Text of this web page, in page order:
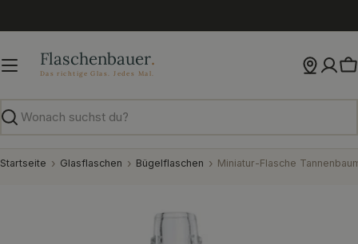
Inhalt
Suchen
Startseite Glasflaschen Bügelflaschen